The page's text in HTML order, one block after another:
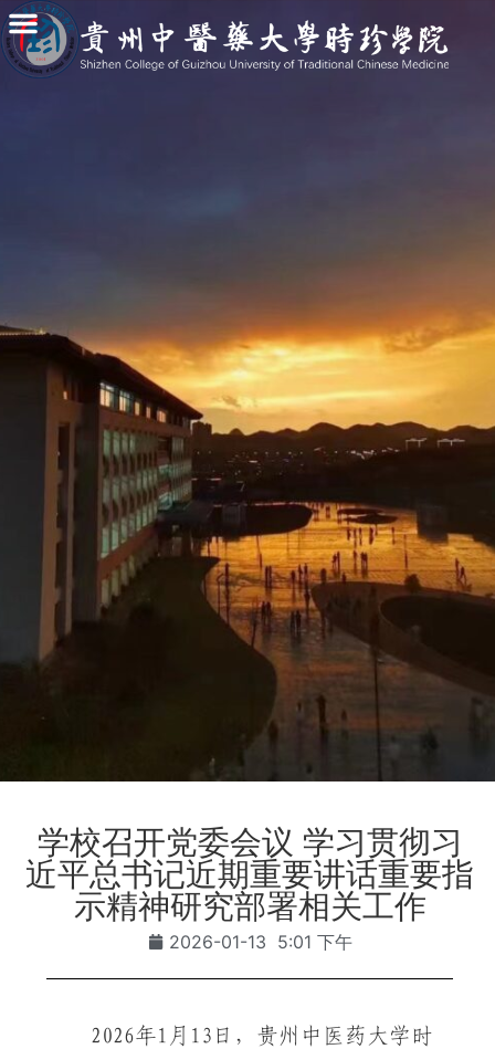
学校召开党委会议 学习贯彻习
近平总书记近期重要讲话重要指
示精神研究部署相关工作
2026-01-13 5:01 下午
2026年1月13日，贵州中医药大学时